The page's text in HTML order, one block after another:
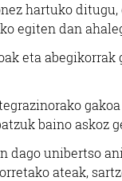
hartuko
egiten dan
eta
baino askoz
dago unibertso
ateak,